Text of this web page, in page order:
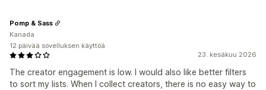
23. kesäkuu 2026
The creator engagement is low. I would also like better filters
to sort my lists. When I collect creators, there is no easy way to
Pomp & Sass
Kanada
12 päivää sovelluksen käyttöä